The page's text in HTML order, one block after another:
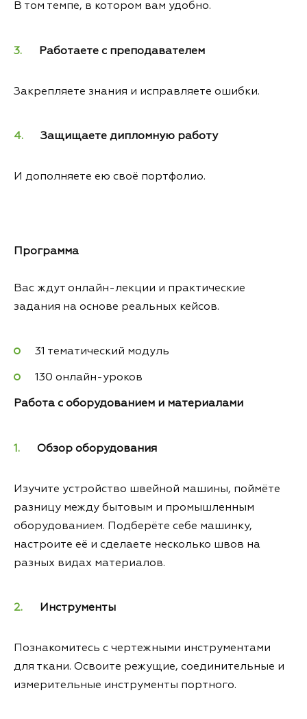
В том темпе, в котором вам удобно.
Работаете с преподавателем
Закрепляете знания и исправляете ошибки.
Защищаете дипломную работу
И дополняете ею своё портфолио.
Программа
Вас ждут онлайн-лекции и практические
задания на основе реальных кейсов.
31 тематический модуль
130 онлайн-уроков
Работа с оборудованием и материалами
Обзор оборудования
Изучите устройство швейной машины, поймёте
разницу между бытовым и промышленным
оборудованием. Подберёте себе машинку,
настроите её и сделаете несколько швов на
разных видах материалов.
Инструменты
Познакомитесь с чертежными инструментами
для ткани. Освоите режущие, соединительные и
измерительные инструменты портного.